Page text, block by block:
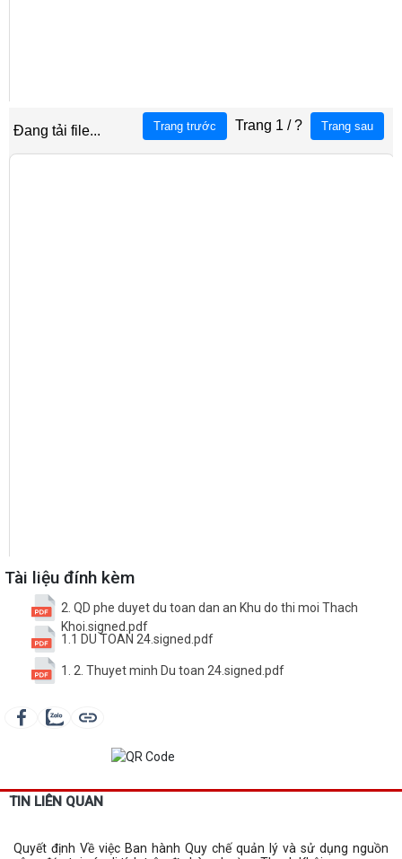
Tài liệu đính kèm
2. QD phe duyet du toan dan an Khu do thi moi Thach
Khoi.signed.pdf
1.1 DU TOAN 24.signed.pdf
1. 2. Thuyet minh Du toan 24.signed.pdf
TIN LIÊN QUAN
Quyết định Về việc Ban hành Quy chế quản lý và sử dụng nguồn